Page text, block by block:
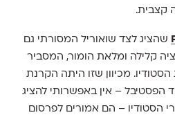
קצבית.
שהציג לצד שואוריל המסורתי גם
קלילה ומלאת הומור, המסביר
מכיוון שזו היתה הקרנת
הפסטיבל – אין באפשרותי להציג
הסטודיו – הם אמורים לפרסום